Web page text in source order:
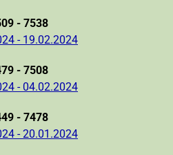
- 7538
- 19.02.2024
- 7508
- 04.02.2024
- 7478
- 20.01.2024